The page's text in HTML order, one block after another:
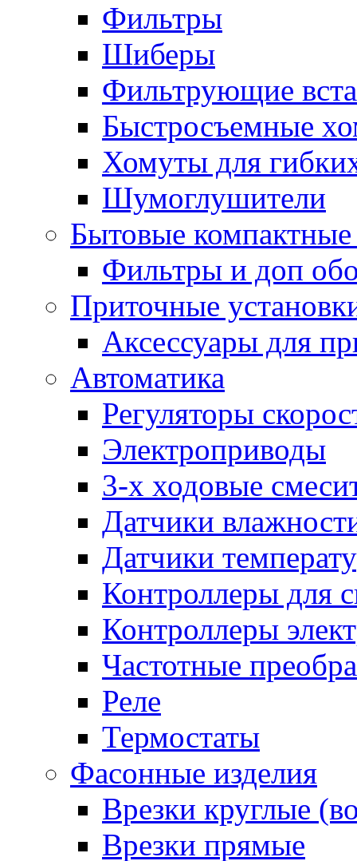
Фильтры
Шиберы
Фильтрующие
Быстросъемные
Хомуты для
Шумоглушители
Бытовые
Фильтры и доп
Приточные
Аксессуары для
Автоматика
Регуляторы
Электроприводы
3-х ходовые
Датчики
Датчики
Контроллеры для
Контроллеры
Частотные
Реле
Термостаты
Фасонные изделия
Врезки круглые
Врезки прямые